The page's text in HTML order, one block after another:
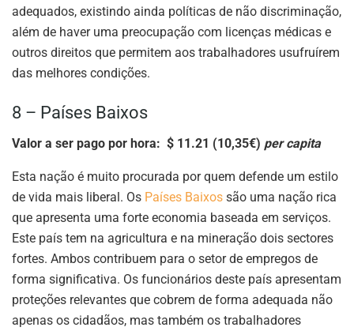
adequados, existindo ainda políticas de não discriminação,
além de haver uma preocupação com licenças médicas e
outros direitos que permitem aos trabalhadores usufruírem
das melhores condições.
8 – Países Baixos
Valor a ser pago por hora: $ 11.21 (10,35€) per capita
Esta nação é muito procurada por quem defende um estilo
de vida mais liberal. Os Países Baixos são uma nação rica
que apresenta uma forte economia baseada em serviços.
Este país tem na agricultura e na mineração dois sectores
fortes. Ambos contribuem para o setor de empregos de
forma significativa. Os funcionários deste país apresentam
proteções relevantes que cobrem de forma adequada não
apenas os cidadãos, mas também os trabalhadores